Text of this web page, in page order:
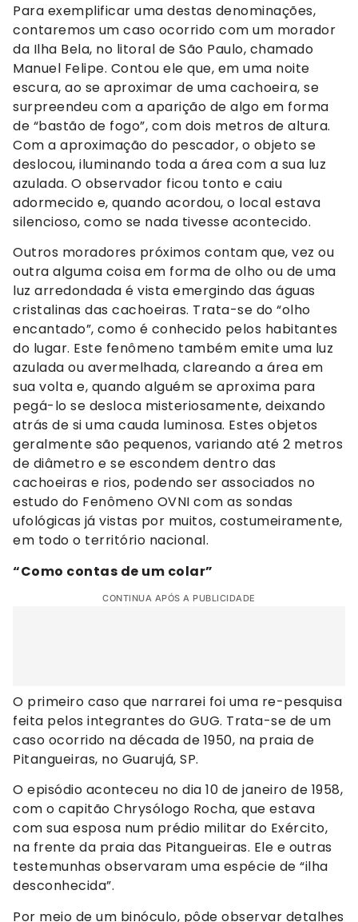
Para exemplificar uma destas denominações,
contaremos um caso ocorrido com um morador
da Ilha Bela, no litoral de São Paulo, chamado
Manuel Felipe. Contou ele que, em uma noite
escura, ao se aproximar de uma cachoeira, se
surpreendeu com a aparição de algo em forma
de “bastão de fogo”, com dois metros de altura.
Com a aproximação do pescador, o objeto se
deslocou, iluminando toda a área com a sua luz
azulada. O observador ficou tonto e caiu
adormecido e, quando acordou, o local estava
silencioso, como se nada tivesse acontecido.
Outros moradores próximos contam que, vez ou
outra alguma coisa em forma de olho ou de uma
luz arredondada é vista emergindo das águas
cristalinas das cachoeiras. Trata-se do “olho
encantado”, como é conhecido pelos habitantes
do lugar. Este fenômeno também emite uma luz
azulada ou avermelhada, clareando a área em
sua volta e, quando alguém se aproxima para
pegá-lo se desloca misteriosamente, deixando
atrás de si uma cauda luminosa. Estes objetos
geralmente são pequenos, variando até 2 metros
de diâmetro e se escondem dentro das
cachoeiras e rios, podendo ser associados no
estudo do Fenômeno OVNI com as sondas
ufológicas já vistas por muitos, costumeiramente,
em todo o território nacional.
“Como contas de um colar”
CONTINUA APÓS A PUBLICIDADE
O primeiro caso que narrarei foi uma re-pesquisa
feita pelos integrantes do GUG. Trata-se de um
caso ocorrido na década de 1950, na praia de
Pitangueiras, no Guarujá, SP.
O episódio aconteceu no dia 10 de janeiro de 1958,
com o capitão Chrysólogo Rocha, que estava
com sua esposa num prédio militar do Exército,
na frente da praia das Pitangueiras. Ele e outras
testemunhas observaram uma espécie de “ilha
desconhecida”.
Por meio de um binóculo, pôde observar detalhes